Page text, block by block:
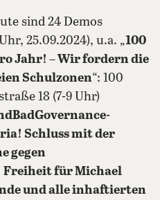
sind 24 Demos
25.09.2024), u.a. „100
Jahr! –Wir fordern die
Schulzonen“: 100
18 (7-9 Uhr)
Schluss mit der
gegen
für Michael
und alle inhaftierten